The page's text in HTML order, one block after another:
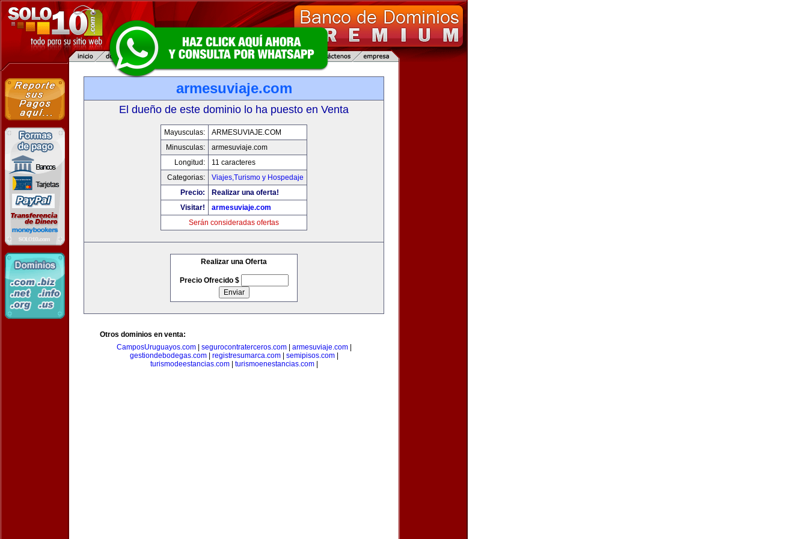
armesuviaje.com
El dueño de este dominio lo ha puesto en Venta
Mayusculas:
ARMESUVIAJE.COM
Minusculas:
armesuviaje.com
Longitud:
11 caracteres
Categorias:
Viajes,Turismo y Hospedaje
Precio:
Realizar una oferta!
Visitar!
armesuviaje.com
Serán consideradas ofertas
Realizar una Oferta
Precio Ofrecido $
Otros dominios en venta:
CamposUruguayos.com| segurocontraterceros.com| armesuviaje.com|
gestiondebodegas.com| registresumarca.com| semipisos.com|
turismodeestancias.com| turismoenestancias.com|